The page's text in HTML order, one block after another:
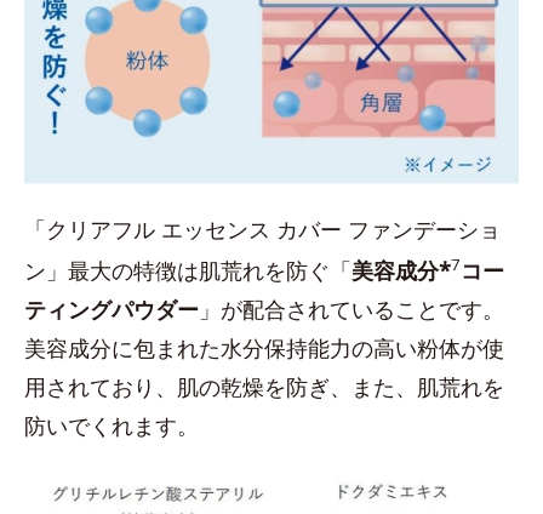
「クリアフル エッセンス カバー ファンデーショ
ン」最大の特徴は肌荒れを防ぐ「美容成分*7コー
ティングパウダー 」が配合されていることです。
美容成分に包まれた水分保持能力の高い粉体が使
用されており、肌の乾燥を防ぎ、また、肌荒れを
防いでくれます。